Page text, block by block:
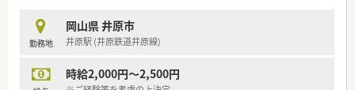
人です。
■経営層が現場の「こうなったらいいな」という意見を親身に聞
き入れ、業務効率を上げるための設備投資も積極的に行っていま
■薬剤師会の活動にも積極的に取り組んでおり、地域の医療水準
勤務地
岡山県 井原市
井原駅 (井原鉄道井原線)
時給2,000円～2,500円